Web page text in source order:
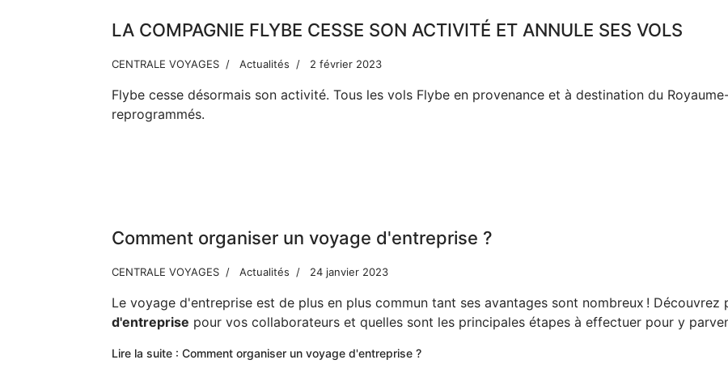
LA COMPAGNIE FLYBE CESSE SON ACTIVITÉ ET ANNULE SES VOLS
CENTRALE VOYAGES Actualités 2 février 2023
Flybe cesse désormais son activité. Tous les vols Flybe en provenance et à destination du
reprogrammés.
Comment organiser un voyage d'entreprise ?
CENTRALE VOYAGES Actualités 24 janvier 2023
Le voyage d'entreprise est de plus en plus commun tant ses avantages sont nombreux ! Découvrez
d'entreprise pour vos collaborateurs et quelles sont les principales étapes à effectuer pour y
Lire la suite : Comment organiser un voyage d'entreprise ?